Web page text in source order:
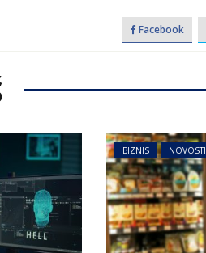
Facebook
BIZNIS NOVOSTI